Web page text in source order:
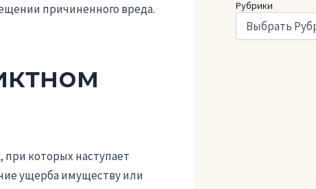
причиненного вреда.
которых наступает
ущерба имуществу или
Рубрики